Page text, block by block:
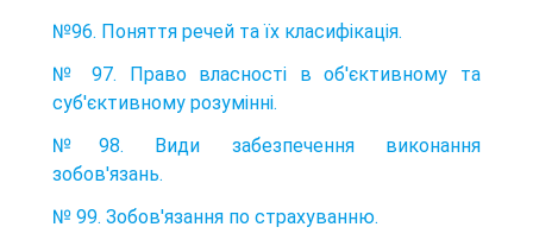
№96. Поняття речей та їх класифікація.
№ 97. Право власності в об'єктивному та
суб'єктивному розумінні.
№98. Види забезпечення виконання
зобов'язань.
№ 99. Зобов'язання по страхуванню.